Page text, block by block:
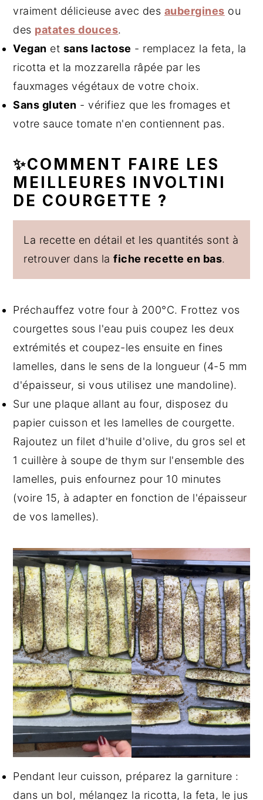
vraiment délicieuse avec des aubergines ou
des patates douces.
Vegan et sans lactose - remplacez la feta, la
ricotta et la mozzarella râpée par les
fauxmages végétaux de votre choix.
Sans gluten - vérifiez que les fromages et
votre sauce tomate n'en contiennent pas.
✨COMMENT FAIRE LES
MEILLEURES INVOLTINI
DE COURGETTE ?
La recette en détail et les quantités sont à
retrouver dans lafiche recette en bas.
Préchauffez votre four à 200°C. Frottez vos
courgettes sous l'eau puis coupez les deux
extrémités et coupez-les ensuite en fines
lamelles, dans le sens de la longueur (4-5 mm
d'épaisseur, si vous utilisez une mandoline).
Sur une plaque allant au four, disposez du
papier cuisson et les lamelles de courgette.
Rajoutez un filet d'huile d'olive, du gros sel et
1 cuillère à soupe de thym sur l'ensemble des
lamelles, puis enfournez pour 10 minutes
(voire 15, à adapter en fonction de l'épaisseur
de vos lamelles).
Pendant leur cuisson, préparez la garniture :
dans un bol, mélangez la ricotta, la feta, le jus